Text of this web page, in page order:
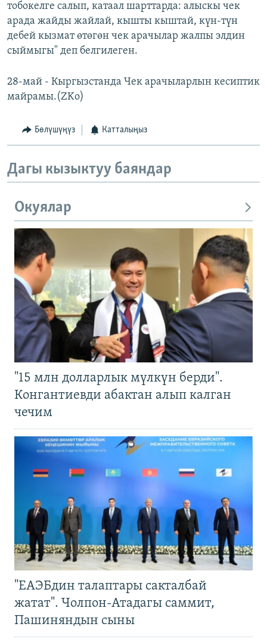
тобокелге салып, катаал шарттарда: алыскы чек
арада жайды жайлай, кышты кыштай, күн-түн
дебей кызмат өтөгөн чек арачылар жалпы элдин
сыймыгы" деп белгилеген.
28-май - Кыргызстанда Чек арачыларлын кесиптик
майрамы.(ZKo)
Бөлүшүңүз Катталыңыз
Дагы кызыктуу баяндар
Окуялар
"15 млн долларлык мүлкүн берди".
Конгантиевди абактан алып калган
чечим
"ЕАЭБдин талаптары сакталбай
жатат". Чолпон-Атадагы саммит,
Пашиняндын сыны